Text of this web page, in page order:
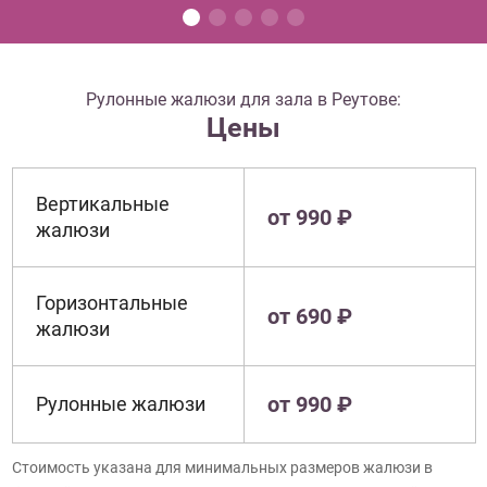
Рулонные жалюзи для зала в Реутове:
Цены
Вертикальные
жалюзи
от 990 ₽
Горизонтальные
жалюзи
от 690 ₽
Рулонные жалюзи от 990 ₽
Стоимость указана для минимальных размеров жалюзи в